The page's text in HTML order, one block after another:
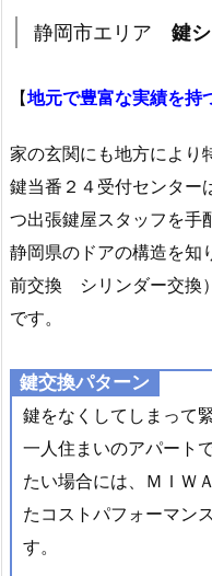
ン
ッ
に
対
応
1.
1.
イ
ビ
ラ
イ
静岡市エリア 鍵
【地元で豊富な実績を持
家の玄関にも地方により
鍵当番２４受付センター
つ出張鍵屋スタッフを手
静岡県のドアの構造を知
前交換 シリンダー交換
です。
鍵交換パターン
鍵をなくしてしまって
一人住まいのアパート
たい場合には、ＭＩＷ
たコストパフォーマン
す。